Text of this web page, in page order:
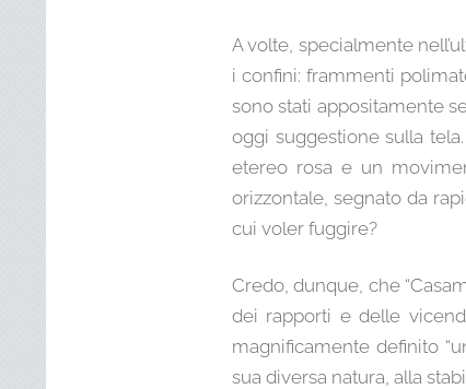
A volte, specialmente
i confini: frammenti
sono stati appositamente
oggi suggestione sulla
etereo rosa e un
orizzontale, segnato da
cui voler fuggire?
Credo, dunque, che
dei rapporti e delle
magnificamente definito
sua diversa natura, alla